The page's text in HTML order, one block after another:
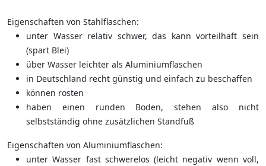
Eigenschaften von Stahlflaschen:
unter Wasser relativ schwer, das kann vorteilhaft sein
(spart Blei)
über Wasser leichter als Aluminiumflaschen
in Deutschland recht günstig und einfach zu beschaffen
können rosten
haben einen runden Boden, stehen also nicht
selbstständig ohne zusätzlichen Standfuß
Eigenschaften von Aluminiumflaschen:
unter Wasser fast schwerelos (leicht negativ wenn voll,